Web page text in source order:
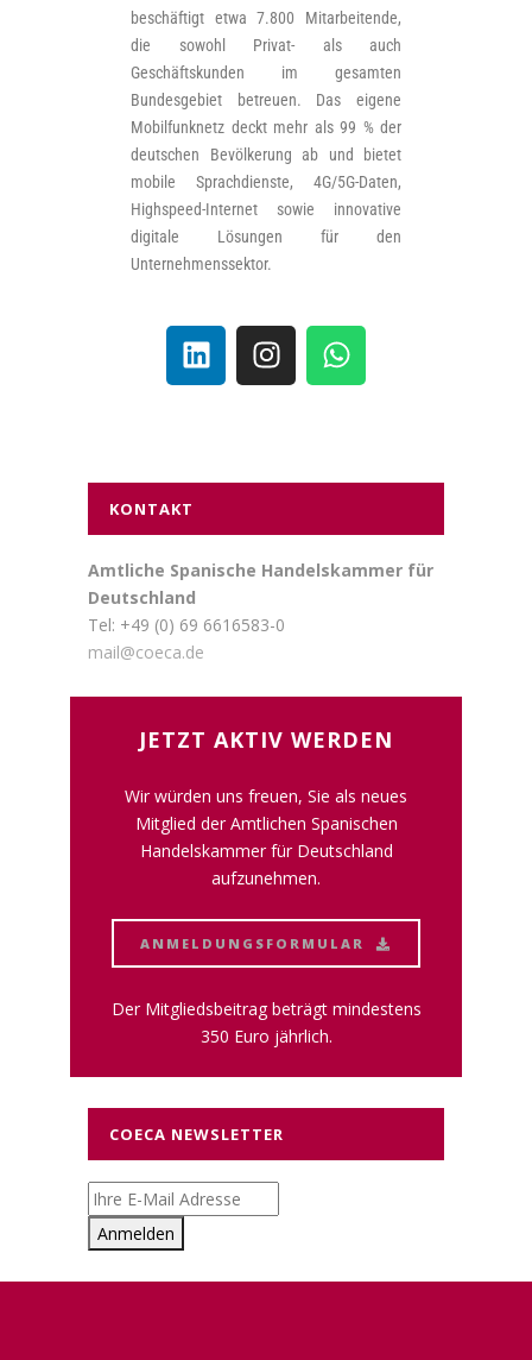
beschäftigt etwa 7.800 Mitarbeitende,
die sowohl Privat- als auch
Geschäftskunden im gesamten
Bundesgebiet betreuen. Das eigene
Mobilfunknetz deckt mehr als 99 % der
deutschen Bevölkerung ab und bietet
mobile Sprachdienste, 4G/5G-Daten,
Highspeed-Internet sowie innovative
digitale Lösungen für den
Unternehmenssektor.
KONTAKT
Amtliche Spanische Handelskammer für
Deutschland
Tel: +49 (0) 69 6616583-0
mail@coeca.de
JETZT AKTIV WERDEN
Wir würden uns freuen, Sie als neues
Mitglied der Amtlichen Spanischen
Handelskammer für Deutschland
aufzunehmen.
ANMELDUNGSFORMULAR
Der Mitgliedsbeitrag beträgt mindestens
350 Euro jährlich.
COECA NEWSLETTER